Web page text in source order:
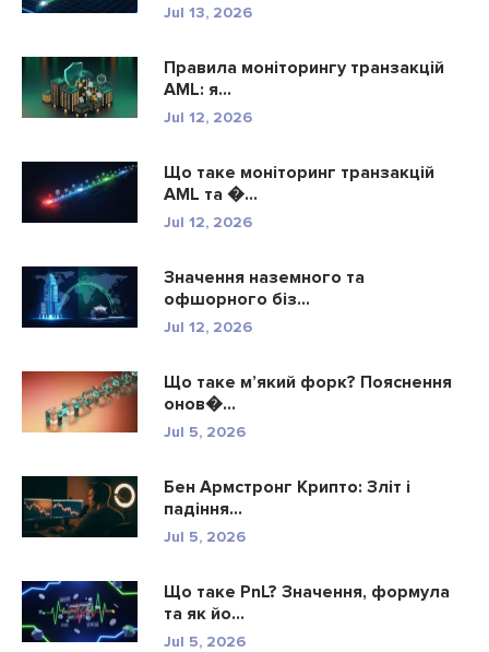
Jul 13, 2026
Правила моніторингу транзакцій
AML: я...
Jul 12, 2026
Що таке моніторинг транзакцій
AML та �...
Jul 12, 2026
Значення наземного та
офшорного біз...
Jul 12, 2026
Що таке м’який форк? Пояснення
онов�...
Jul 5, 2026
Бен Армстронг Крипто: Зліт і
падіння...
Jul 5, 2026
Що таке PnL? Значення, формула
та як йо...
Jul 5, 2026